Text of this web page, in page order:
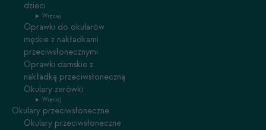
dzieci
Więcej
Oprawki do okularów
męskie z nakładkami
przeciwsłonecznymi
Oprawki damskie z
nakładką przeciwsłoneczną
Okulary zerówki
Więcej
Okulary przeciwsłoneczne
Okulary przeciwsłoneczne